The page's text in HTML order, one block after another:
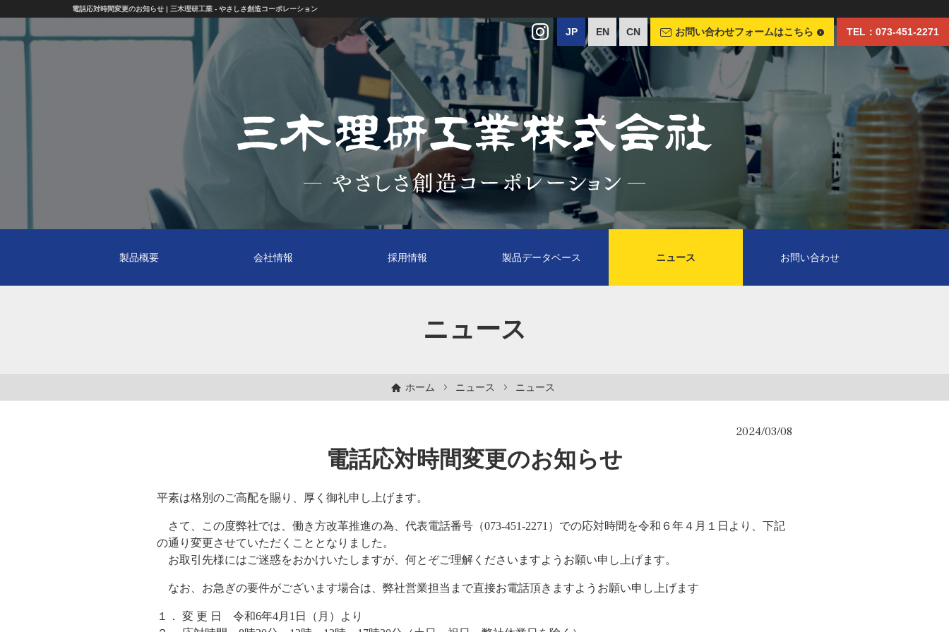
電話応対時間変更のお知らせ | 三木理研工業 - やさしさ創造コーポレーション
JP EN CN お問い合わせフォームはこちら TEL：073-451-2271
製品概要 会社情報 採用情報 製品データベース ニュース お問い合わせ
ニュース
ホーム ニュース ニュース
2024/03/08
電話応対時間変更のお知らせ
平素は格別のご高配を賜り、厚く御礼申し上げます。
さて、この度弊社では、働き方改革推進の為、代表電話番号（073-451-2271）での応対時間を令和６年４月１日より、下記
の通り変更させていただくこととなりました。
お取引先様にはご迷惑をおかけいたしますが、何とぞご理解くださいますようお願い申し上げます。
なお、お急ぎの要件がございます場合は、弊社営業担当まで直接お電話頂きますようお願い申し上げます
１． 変 更 日 令和6年4月1日（月）より